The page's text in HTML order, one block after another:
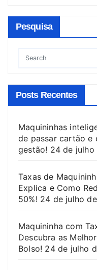
Pesquisa
Posts Recentes
Maquininhas
de passar cartão e
gestão! 24 de
Taxas de
Explica e Como
50%! 24 de julho
Maquininha com
Descubra as
Bolso! 24 de julho